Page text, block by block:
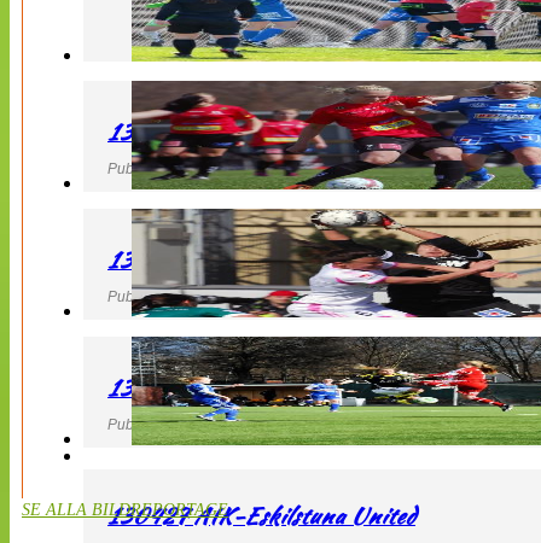
130427 LB 07 – QBIK
Publicerad 27 April 2013, 22:40
130427 IF Limhamn Bunkeflo – QBIK
Publicerad 27 April 2013, 21:10
130427 LdB FC Malmö – Mallbackens IF
Publicerad 27 April 2013, 20:54
130427 AIK-Eskilstuna United
SE ALLA BILDREPORTAGE